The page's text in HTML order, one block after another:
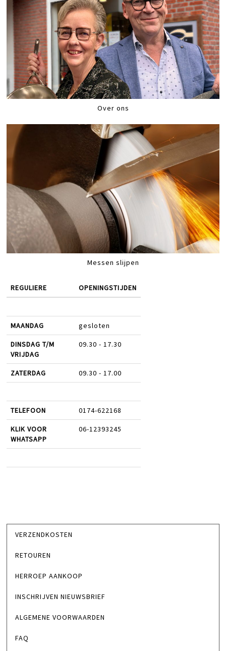
Over ons
Messen slijpen
REGULIERE OPENINGSTIJDEN
MAANDAG gesloten
DINSDAG T/M
VRIJDAG
09.30 - 17.30
ZATERDAG 09.30 - 17.00
TELEFOON 0174-622168
KLIK VOOR
WHATSAPP
06-12393245
VERZENDKOSTEN
RETOUREN
HERROEP AANKOOP
INSCHRIJVEN NIEUWSBRIEF
ALGEMENE VOORWAARDEN
FAQ